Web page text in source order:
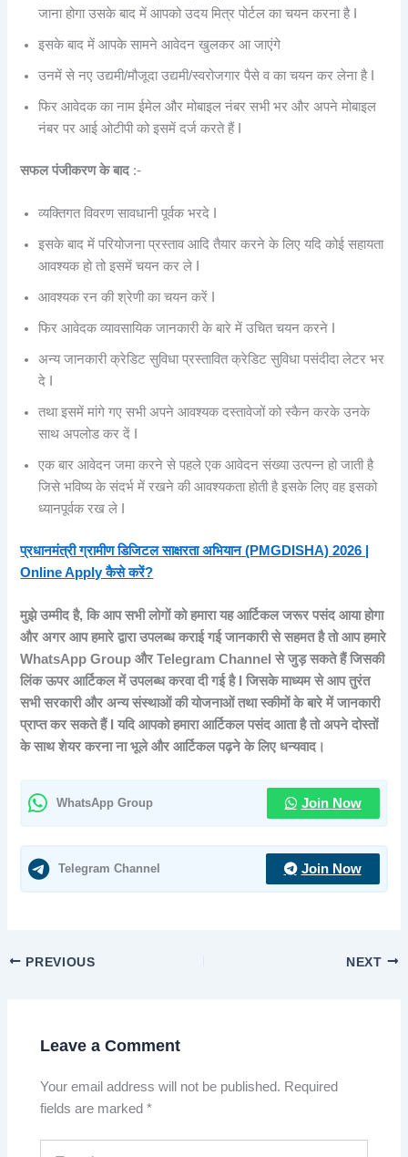
जाना होगा उसके बाद में आपको उदय मित्र पोर्टल का चयन करना है I
इसके बाद में आपके सामने आवेदन खुलकर आ जाएंगे
उनमें से नए उद्यमी/मौजूदा उद्यमी/स्वरोजगार पैसे व का चयन कर लेना है I
फिर आवेदक का नाम ईमेल और मोबाइल नंबर सभी भर और अपने मोबाइल
नंबर पर आई ओटीपी को इसमें दर्ज करते हैं I
सफल पंजीकरण के बाद:-
व्यक्तिगत विवरण सावधानी पूर्वक भरदे I
इसके बाद में परियोजना प्रस्ताव आदि तैयार करने के लिए यदि कोई सहायता
आवश्यक हो तो इसमें चयन कर ले I
आवश्यक रन की श्रेणी का चयन करें I
फिर आवेदक व्यावसायिक जानकारी के बारे में उचित चयन करने I
अन्य जानकारी क्रेडिट सुविधा प्रस्तावित क्रेडिट सुविधा पसंदीदा लेटर भर
दे I
तथा इसमें मांगे गए सभी अपने आवश्यक दस्तावेजों को स्कैन करके उनके
साथ अपलोड कर दें I
एक बार आवेदन जमा करने से पहले एक आवेदन संख्या उत्पन्न हो जाती है
जिसे भविष्य के संदर्भ में रखने की आवश्यकता होती है इसके लिए वह इसको
ध्यानपूर्वक रख ले I
प्रधानमंत्री ग्रामीण डिजिटल साक्षरता अभियान (PMGDISHA) 2026 |
Online Apply कैसे करें?
मुझे उम्मीद है, कि आप सभी लोगों को हमारा यह आर्टिकल जरूर पसंद आया होगा
और अगर आप हमारे द्वारा उपलब्ध कराई गई जानकारी से सहमत है तो आप हमारे
WhatsApp Group और Telegram Channel से जुड़ सकते हैं जिसकी
लिंक ऊपर आर्टिकल में उपलब्ध करवा दी गई है I जिसके माध्यम से आप तुरंत
सभी सरकारी और अन्य संस्थाओं की योजनाओं तथा स्कीमों के बारे में जानकारी
प्राप्त कर सकते हैं I यदि आपको हमारा आर्टिकल पसंद आता है तो अपने दोस्तों
के साथ शेयर करना ना भूले और आर्टिकल पढ़ने के लिए धन्यवाद।
WhatsApp Group Join Now
Telegram Channel Join Now
PREVIOUS NEXT
Leave a Comment
Your email address will not be published. Required
fields are marked*